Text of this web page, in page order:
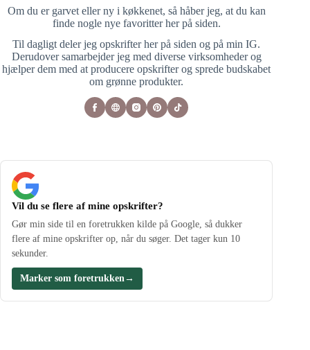
Om du er garvet eller ny i køkkenet, så håber jeg, at du kan
finde nogle nye favoritter her på siden.
Til dagligt deler jeg opskrifter her på siden og på min IG.
Derudover samarbejder jeg med diverse virksomheder og
hjælper dem med at producere opskrifter og sprede budskabet
om grønne produkter.
Vil du se flere af mine opskrifter?
Gør min side til en foretrukken kilde på Google, så dukker
flere af mine opskrifter op, når du søger. Det tager kun 10
sekunder.
Marker som foretrukken→